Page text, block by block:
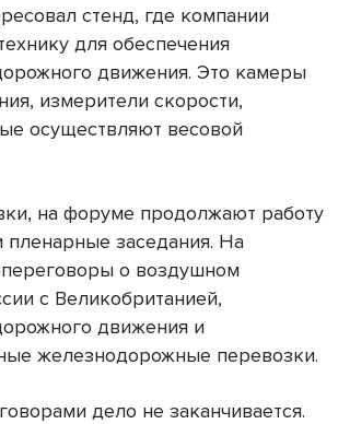
стенд, где компании
для обеспечения
движения. Это камеры
измерители скорости,
осуществляют весовой
на форуме продолжают работу
заседания. На
о воздушном
с Великобританией,
движения и
железнодорожные перевозки.
дело не заканчивается.